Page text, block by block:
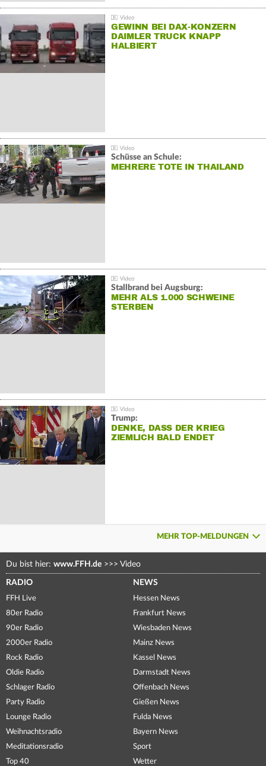
GEWINN BEI DAX-KONZERN
DAIMLER TRUCK KNAPP
HALBIERT
Schüsse an Schule:
MEHRERE TOTE IN THAILAND
Stallbrand bei Augsburg:
MEHR ALS 1.000 SCHWEINE
STERBEN
Trump:
DENKE, DASS DER KRIEG
ZIEMLICH BALD ENDET
MEHR TOP-MELDUNGEN
Du bist hier: www.FFH.de >>> Video
RADIO
FFH Live
80er Radio
90er Radio
2000er Radio
Rock Radio
Oldie Radio
Schlager Radio
Party Radio
Lounge Radio
Weihnachtsradio
Meditationsradio
Top 40
NEWS
Hessen News
Frankfurt News
Wiesbaden News
Mainz News
Kassel News
Darmstadt News
Offenbach News
Gießen News
Fulda News
Bayern News
Sport
Wetter